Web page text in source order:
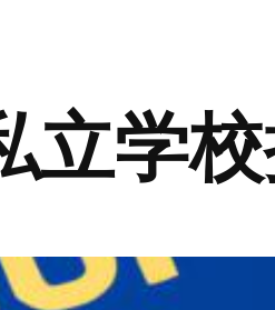
立学